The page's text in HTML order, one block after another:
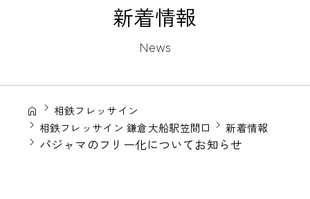
新着情報
News
相鉄フレッサイン
相鉄フレッサイン 鎌倉大船駅笠間口
新着情報
パジャマのフリー化についてお知らせ